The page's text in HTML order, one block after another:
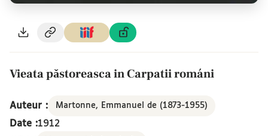
Vieata pǎstoreasca in Carpatii románi
Auteur : Martonne, Emmanuel de (1873-1955)
Date :1912